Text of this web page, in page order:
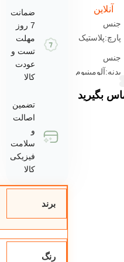
آنلاین
جنس
پارچ:پلاستیک
جنس
بدنه:آلومینیوم
بگیرید
ضمانت
7 روز
مهلت
تست و
عودت
کالا
تضمین
اصالت
و
سلامت
فیزیکی
کالا
برند
رنگ